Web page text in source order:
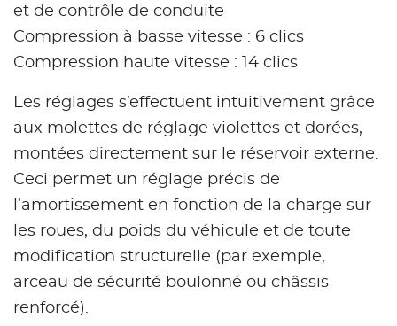
et de contrôle de conduite
Compression à basse vitesse : 6 clics
Compression haute vitesse : 14 clics
Les réglages s’effectuent intuitivement grâce
aux molettes de réglage violettes et dorées,
montées directement sur le réservoir externe.
Ceci permet un réglage précis de
l’amortissement en fonction de la charge sur
les roues, du poids du véhicule et de toute
modification structurelle (par exemple,
arceau de sécurité boulonné ou châssis
renforcé).